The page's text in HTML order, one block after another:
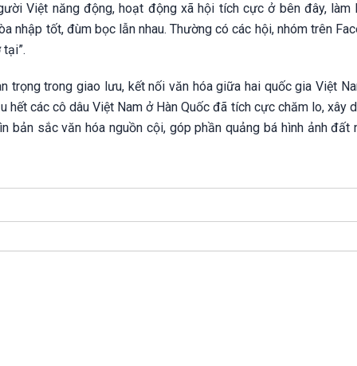
Việt năng động, hoạt động xã hội tích cực ở bên đây, làm
nhập tốt, đùm bọc lẫn nhau. Thường có các hội, nhóm trên
trọng trong giao lưu, kết nối văn hóa giữa hai quốc gia Việt
hết các cô dâu Việt Nam ở Hàn Quốc đã tích cực chăm lo, xây
bản sắc văn hóa nguồn cội, góp phần quảng bá hình ảnh đất